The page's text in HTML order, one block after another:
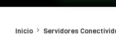
Inicio Servidores